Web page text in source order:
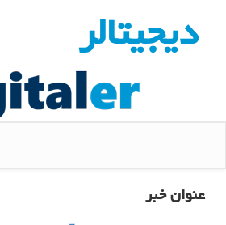
دیجیتالر
عنوان خبر